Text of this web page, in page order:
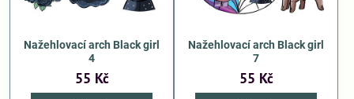
Nažehlovací arch Black girl
4
55 Kč
Nažehlovací arch Black girl
7
55 Kč